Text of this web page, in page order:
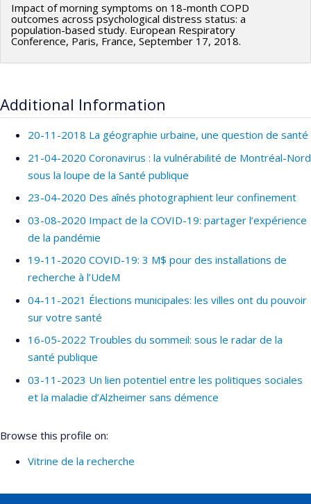
Impact of morning symptoms on 18-month COPD
outcomes across psychological distress status: a
population-based study. European Respiratory
Conference, Paris, France, September 17, 2018.
Additional Information
20-11-2018 La géographie urbaine, une question de santé
21-04-2020 Coronavirus : la vulnérabilité de Montréal-Nord
sous la loupe de la Santé publique
23-04-2020 Des aînés photographient leur confinement
03-08-2020 Impact de la COVID-19: partager l’expérience
de la pandémie
19-11-2020 COVID-19: 3 M$ pour des installations de
recherche à l’UdeM
04-11-2021 Élections municipales: les villes ont du pouvoir
sur votre santé
16-05-2022 Troubles du sommeil: sous le radar de la
santé publique
03-11-2023 Un lien potentiel entre les politiques sociales
et la maladie d’Alzheimer sans démence
Browse this profile on:
Vitrine de la recherche